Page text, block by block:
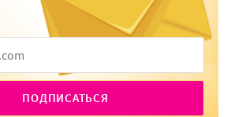
ПОДПИСАТЬСЯ